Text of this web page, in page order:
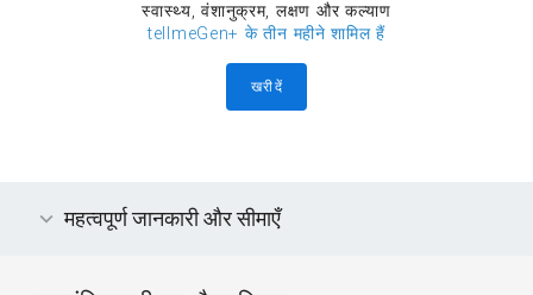
स्वास्थ्य, वंशानुक्रम, लक्षण और कल्याण
tellmeGen+ के तीन महीने शामिल हैं
खरीदें
महत्वपूर्ण जानकारी और सीमाएँ